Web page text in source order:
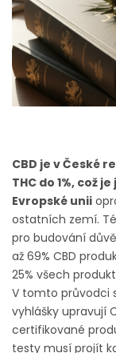
CBD je v České
THC do 1%, což
Evropské unii
ostatních zemí.
pro budování
až 69% CBD
25% všech
V tomto průvodci
vyhlášky upravují
certifikované
testy musí projít